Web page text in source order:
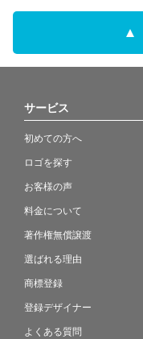
サービス
初めての方へ
ロゴを探す
お客様の声
料金について
著作権無償譲渡
選ばれる理由
商標登録
登録デザイナー
よくある質問